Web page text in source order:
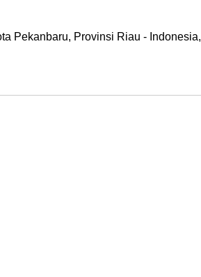
Pekanbaru, Provinsi Riau - Indonesia,